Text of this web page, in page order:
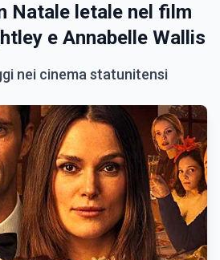
Natale letale nel film
e Annabelle Wallis
nei cinema statunitensi